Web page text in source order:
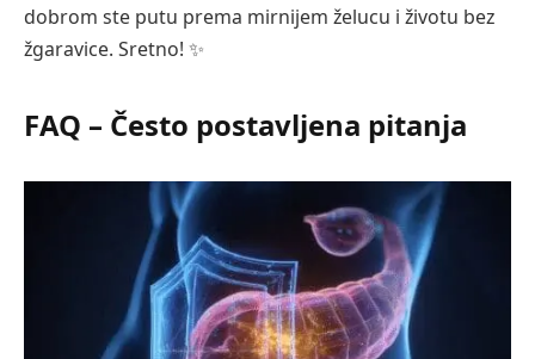
dobrom ste putu prema mirnijem želucu i životu bez
žgaravice. Sretno! ✨
FAQ – Često postavljena pitanja